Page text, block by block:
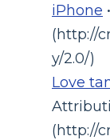
iPhone
(http://
y/2.0/)
Love
(http://